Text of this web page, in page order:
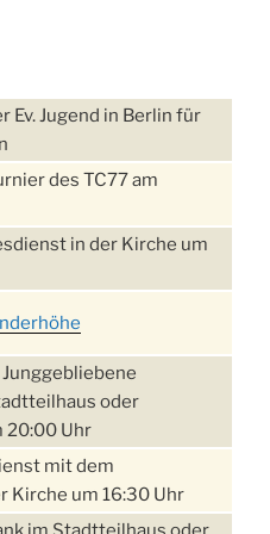
Ev. Jugend in Berlin für
des TC77 am
in der Kirche um
oder
20:00 Uhr
mit dem
Kirche um 16:30 Uhr